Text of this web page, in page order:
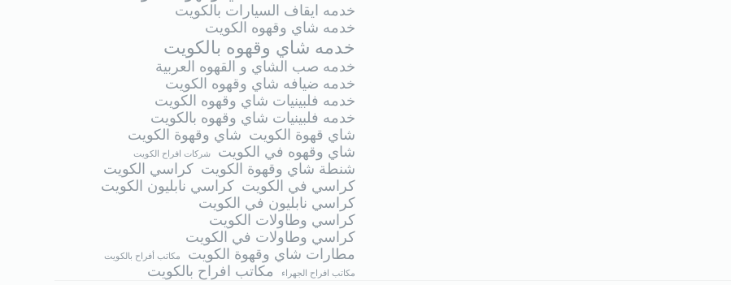
خدمه ايقاف السيارات بالكويت
خدمه شاي وقهوه الكويت
خدمه شاي وقهوه بالكويت
خدمه صب الشاي و القهوه العربية
خدمه ضيافه شاي وقهوه الكويت
خدمه فلبينيات شاي وقهوه الكويت
خدمه فلبينيات شاي وقهوه بالكويت
شاي قهوة الكويت شاي وقهوة الكويت
شاي وقهوه في الكويت
شركات افراح الكويت
شنطة شاي وقهوة الكويت كراسي الكويت
كراسي في الكويت كراسي نابليون الكويت
كراسي نابليون في الكويت
كراسي وطاولات الكويت
كراسي وطاولات في الكويت
مطارات شاي وقهوة الكويت
مكاتب أفراح بالكويت
مكاتب افراح الجهراء
مكاتب افراح بالكويت